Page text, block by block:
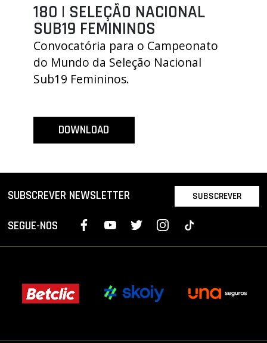
AGENDA
SELEÇÕES
MINIBASQUETE
ÁREA TÉCNICA
LIGA BETCLIC MASCULINA
LIGA BETCLIC FEMININA
180 | SELEÇÃO NACIONAL
SUB19 FEMININOS
Convocatória para o Campeonato
do Mundo da Seleção Nacional
Sub19 Femininos.
DOWNLOAD
SUBSCREVER NEWSLETTER SUBSCREVER
SEGUE-NOS